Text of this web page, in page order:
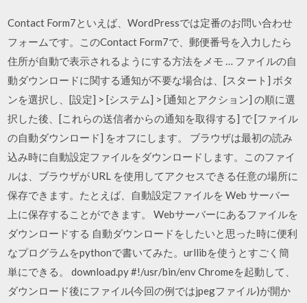
Contact Form7といえば、WordPressでは定番のお問い合わせ
フォームです。このContact Form7で、郵便番号を入力したら
住所が自動で表示されるようにする方法をメモ … ファイルの自
動ダウンロードに関する通知が不要な場合は、[スタート] ボタ
ンを選択し、[設定] > [システム] > [通知とアクション] の順に選
択した後、[これらの送信者からの通知を取得する] で [ファイル
の自動ダウンロード] をオフにします。 ブラウザは最初の読み
込み時に自動設定ファイルをダウンロードします。このファイ
ルは、ブラウザが URL を使用してアクセスできる任意の場所に
保存できます。たとえば、自動設定ファイルを Web サーバー
上に保存することができます。 Webサーバーにあるファイルを
ダウンロードする 自動ダウンロードをしたいと思った時に便利
なプログラムをpythonで書いてみた。urllibを使うとすごく簡
単にできる。 download.py #!/usr/bin/env Chromeを起動して、
ダウンロード後にファイル(今回の例ではjpegファイル)が開か